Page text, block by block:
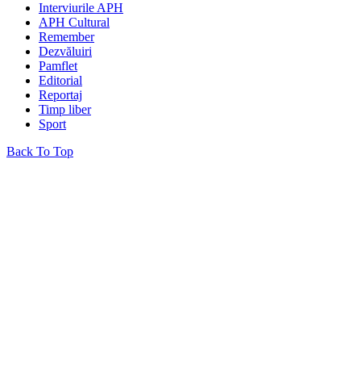
Interviurile APH
APH Cultural
Remember
Dezvăluiri
Pamflet
Editorial
Reportaj
Timp liber
Sport
Back To Top